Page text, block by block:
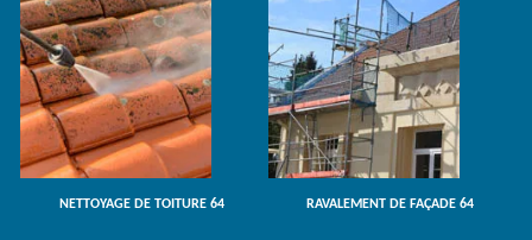
NETTOYAGE DE TOITURE 64 RAVALEMENT DE FAÇADE 64